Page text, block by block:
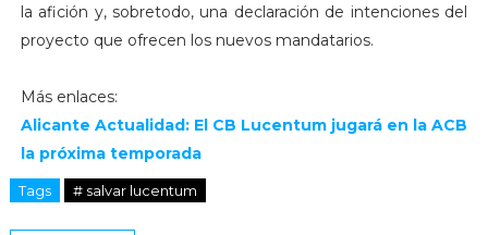
la afición y, sobretodo, una declaración de intenciones del
proyecto que ofrecen los nuevos mandatarios.
Más enlaces:
Alicante Actualidad: El CB Lucentum jugará en la ACB
la próxima temporada
Tags # salvar lucentum